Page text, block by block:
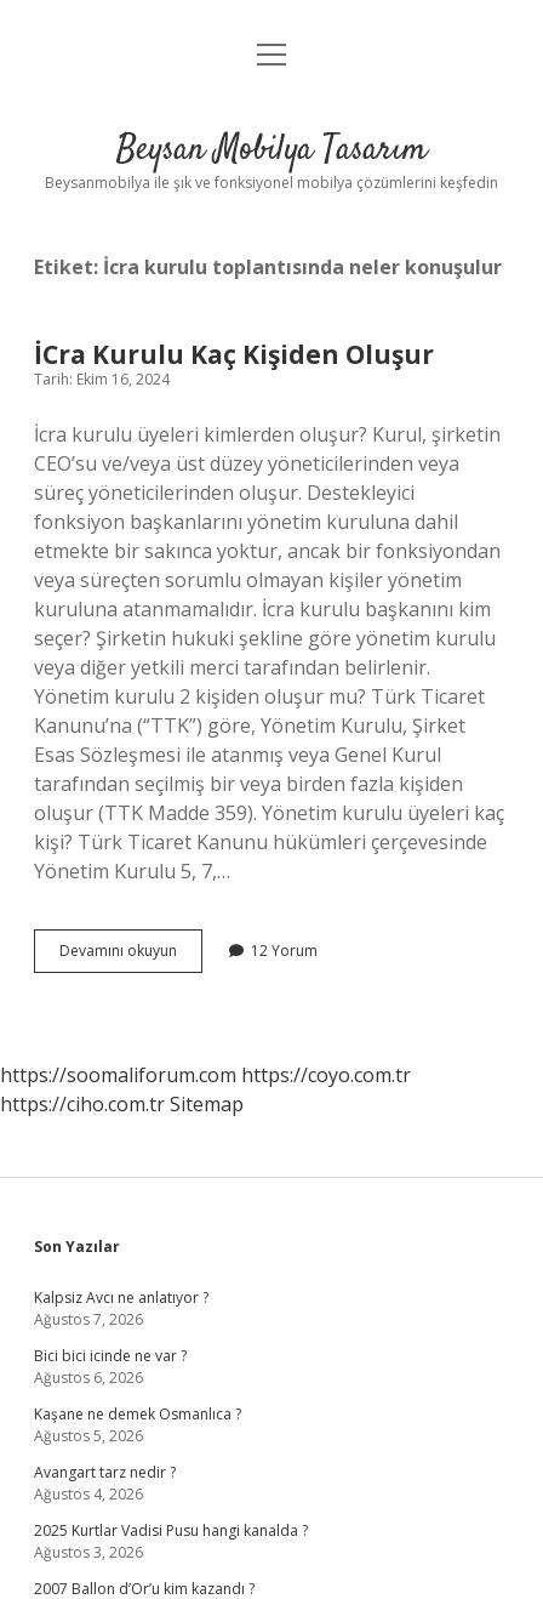
Anasayfa
Yasal Uyarı
menüyü
Beysan Mobilya Tasarım
Beysanmobilya ile şık ve fonksiyonel mobilya çözümlerini keşfedin
Etiket: İcra kurulu toplantısında neler konuşulur
İCra Kurulu Kaç Kişiden Oluşur
Tarih: Ekim 16, 2024
İcra kurulu üyeleri kimlerden oluşur? Kurul, şirketin
CEO’su ve/veya üst düzey yöneticilerinden veya
süreç yöneticilerinden oluşur. Destekleyici
fonksiyon başkanlarını yönetim kuruluna dahil
etmekte bir sakınca yoktur, ancak bir fonksiyondan
veya süreçten sorumlu olmayan kişiler yönetim
kuruluna atanmamalıdır. İcra kurulu başkanını kim
seçer? Şirketin hukuki şekline göre yönetim kurulu
veya diğer yetkili merci tarafından belirlenir.
Yönetim kurulu 2 kişiden oluşur mu? Türk Ticaret
Kanunu’na (“TTK”) göre, Yönetim Kurulu, Şirket
Esas Sözleşmesi ile atanmış veya Genel Kurul
tarafından seçilmiş bir veya birden fazla kişiden
oluşur (TTK Madde 359). Yönetim kurulu üyeleri kaç
kişi? Türk Ticaret Kanunu hükümleri çerçevesinde
Yönetim Kurulu 5, 7,…
Devamını okuyun
Kurulu
12 Yorum
https://soomaliforum.com https://coyo.com.tr
https://ciho.com.trSitemap
Sidebar
Son Yazılar
Kalpsiz Avcı ne anlatıyor ?
Ağustos 7, 2026
Bici bici icinde ne var ?
Ağustos 6, 2026
Kaşane ne demek Osmanlıca ?
Ağustos 5, 2026
Avangart tarz nedir ?
Ağustos 4, 2026
2025 Kurtlar Vadisi Pusu hangi kanalda ?
Ağustos 3, 2026
2007 Ballon d’Or’u kim kazandı ?